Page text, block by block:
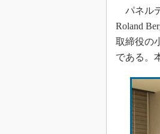
パネル
Roland
取締役の
である。